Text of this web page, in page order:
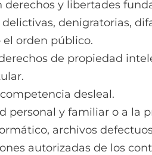
y libertades
denigratorias,
el orden público.
de propiedad
desleal.
y familiar o a la
archivos
autorizadas de los